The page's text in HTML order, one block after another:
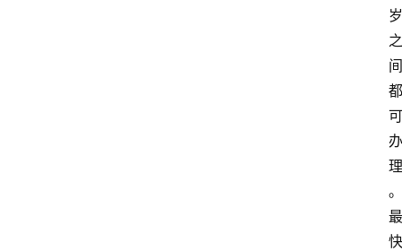
岁
之
间
都
可
办
理
。
最
快